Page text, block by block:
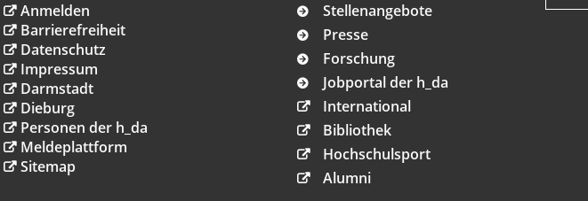
Anmelden
Barrierefreiheit
Datenschutz
Impressum
Darmstadt
Dieburg
Personen der h_da
Meldeplattform
Sitemap
Stellenangebote
Presse
Forschung
Jobportal der h_da
International
Bibliothek
Hochschulsport
Alumni